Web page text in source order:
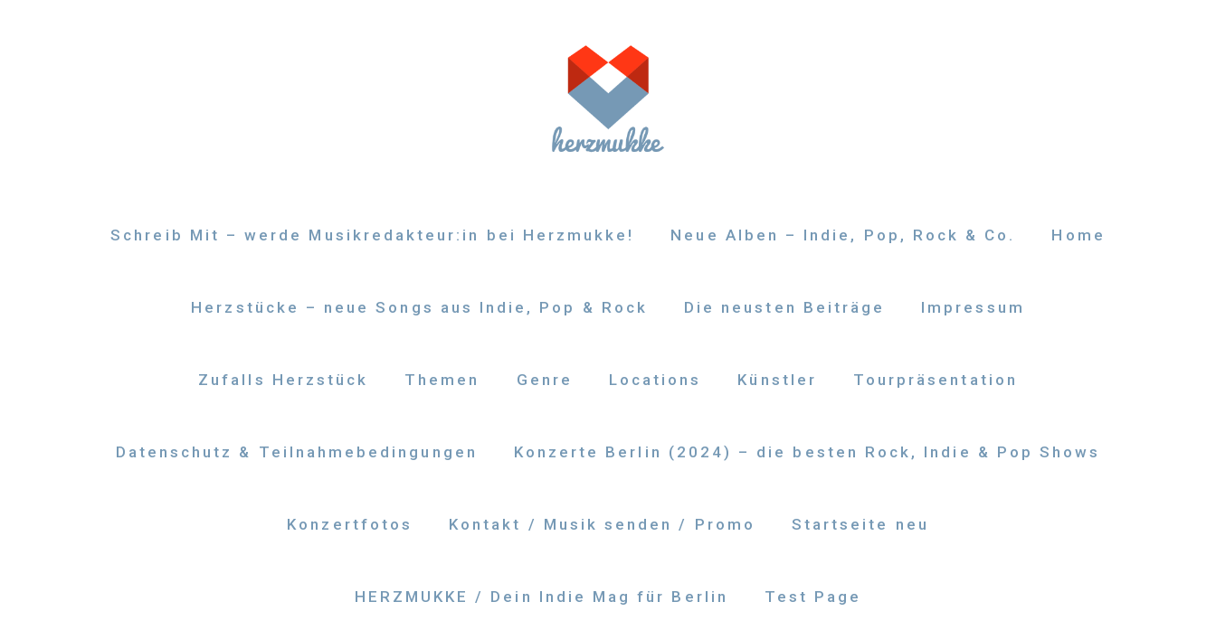
Schreib Mit – werde Musikredakteur:in bei Herzmukke! Neue Alben – Indie, Pop, Rock & Co. Home
Herzstücke – neue Songs aus Indie, Pop & Rock Die neusten Beiträge Impressum
Zufalls Herzstück Themen Genre Locations Künstler Tourpräsentation
Datenschutz & Teilnahmebedingungen Konzerte Berlin (2024) – die besten Rock, Indie & Pop Shows
Konzertfotos Kontakt / Musik senden / Promo Startseite neu
HERZMUKKE / Dein Indie Mag für Berlin Test Page